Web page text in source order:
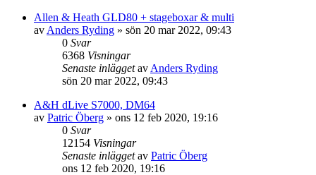
Allen & Heath GLD80 + stageboxar & multi
av Anders Ryding » sön 20 mar 2022, 09:43
0 Svar
6368 Visningar
Senaste inläggetav Anders Ryding
sön 20 mar 2022, 09:43
A&H dLive S7000, DM64
av Patric Öberg » ons 12 feb 2020, 19:16
0 Svar
12154 Visningar
Senaste inläggetav Patric Öberg
ons 12 feb 2020, 19:16